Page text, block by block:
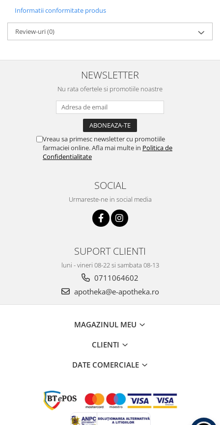
Informatii conformitate produs
Review-uri(0)
NEWSLETTER
Nu rata ofertele si promotiile noastre
Vreau sa primesc newsletter cu promotiile
farmaciei online. Afla mai multe in Politica de
Confidentialitate
SOCIAL
Urmareste-ne in social media
SUPORT CLIENTI
luni - vineri 08-22 si sambata 08-13
0711064602
apotheka@e-apotheka.ro
MAGAZINUL MEU
CLIENTI
DATE COMERCIALE